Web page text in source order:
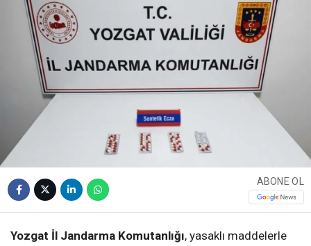
ABONE OL
Yozgat İl Jandarma Komutanlığı, yasaklı maddelerle